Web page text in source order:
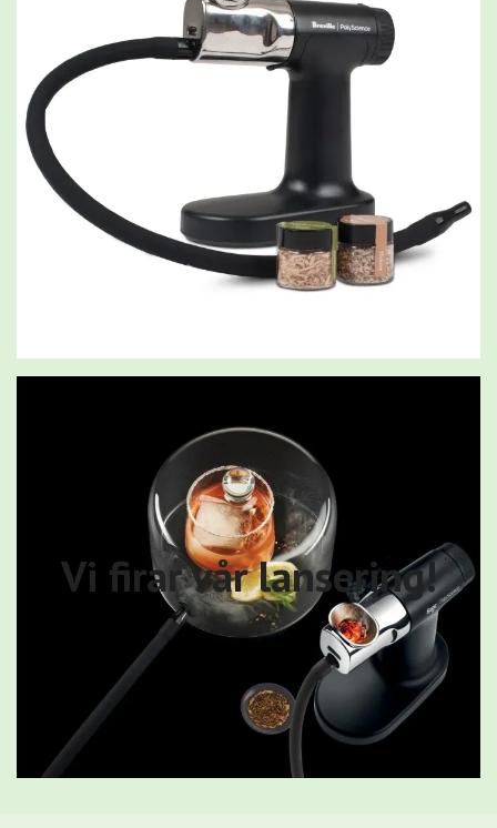
Vi firar vår lansering!